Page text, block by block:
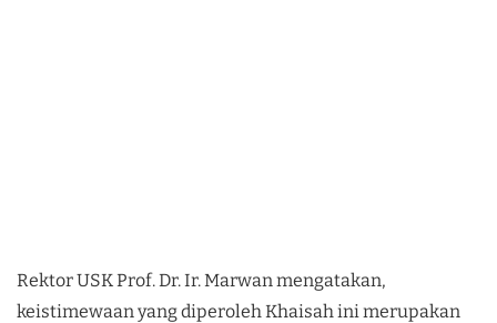
Rektor USK Prof. Dr. Ir. Marwan mengatakan,
keistimewaan yang diperoleh Khaisah ini merupakan